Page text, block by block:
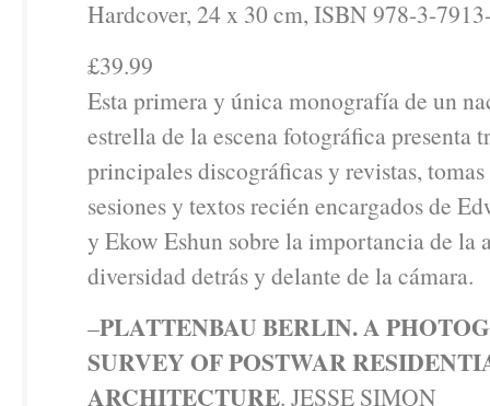
Hardcover, 24 x 30 cm, ISBN 978-3-
£39.99
Esta primera y única monografía de un
estrella de la escena fotográfica presenta
principales discográficas y revistas, tomas
sesiones y textos recién encargados de
y Ekow Eshun sobre la importancia de la
diversidad detrás y delante de la cámara.
–PLATTENBAU BERLIN. A
SURVEY OF POSTWAR
ARCHITECTURE. JESSE SIMON